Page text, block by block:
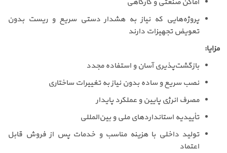
پروژه‌هایی که نیاز به هشدار دستی سریع و ریست بدون
تعویض تجهیزات دارند
مزایا:
بازگشت‌پذیری آسان و استفاده مجدد
نصب سریع و ساده بدون نیاز به تغییرات ساختاری
مصرف انرژی پایین و عملکرد پایدار
تأییدیه استانداردهای ملی و بین‌المللی
تولید داخلی با هزینه مناسب و خدمات پس از فروش قابل
اعتماد